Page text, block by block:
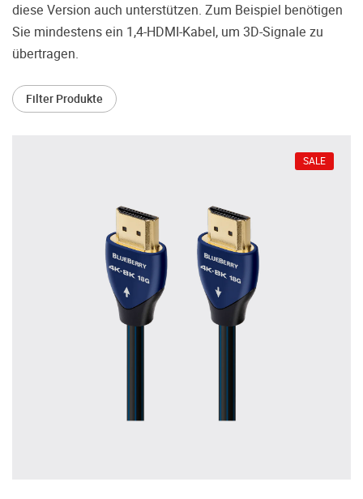
Oft werden Produkte auf Empfehlung
Dritter oder z.B. aufgrund einer Rezension
gekauft. Leider bereuen viele Menschen ihre
Geschmack doch anders ist als der
Geschmack desjenigen, auf den sie gehört
Vereinbaren Sie einen Hörtermin.
diese Version auch unterstützen. Zum Beispiel benötigen
Sie mindestens ein 1,4-HDMI-Kabel, um 3D-Signale zu
übertragen.
Filter Produkte
SALE